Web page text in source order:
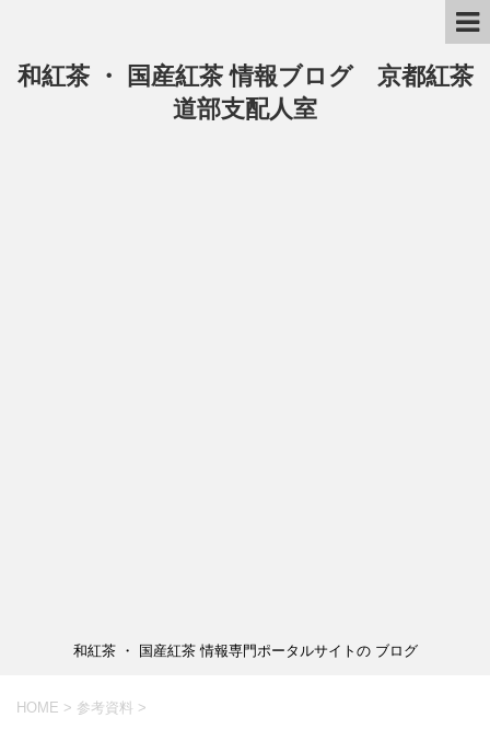
和紅茶 ・ 国産紅茶 情報ブログ 京都紅茶
道部支配人室
和紅茶 ・ 国産紅茶 情報専門ポータルサイトの ブログ
HOME > 参考資料 >